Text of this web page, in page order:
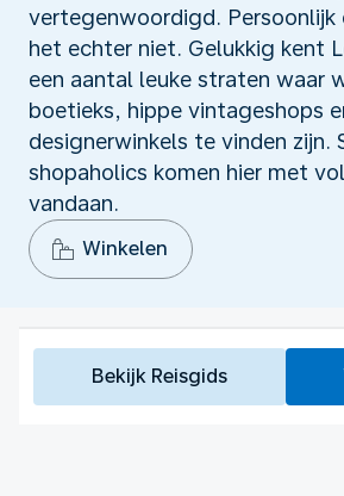
vertegenwoordigd. Persoonlijk
het echter niet. Gelukkig kent
een aantal leuke straten waar
boetieks, hippe vintageshops
designerwinkels te vinden zijn.
shopaholics komen hier met
vandaan.
Winkelen
Bekijk Reisgids